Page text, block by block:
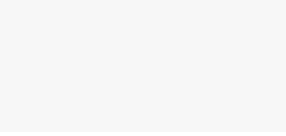
neuen Fenster geöffnet.